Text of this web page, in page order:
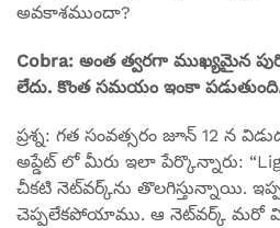
అవకాశముందా?
Cobra: అంత త్వరగా ముఖ్యమైన
లేదు. కొంత సమయం ఇంకా
ప్రశ్న: గత సంవత్సరం జూన్ 12 న
అప్డేట్ లో మీరు ఇలా పేర్కొన్నారు:
చీకటి నెట్‌వర్క్‌ను తొలగిస్తున్నాయి.
చెప్పలేకపోయాము. ఆ నెట్‌వర్క్ మరో